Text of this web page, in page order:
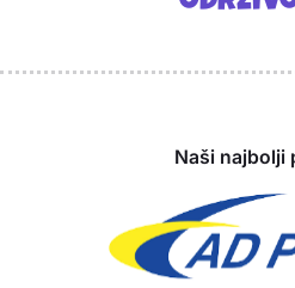
Naši najbolji